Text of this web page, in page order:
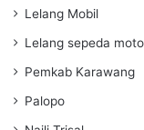
Lelang Mobil
Lelang sepeda
Pemkab Karawang
Palopo